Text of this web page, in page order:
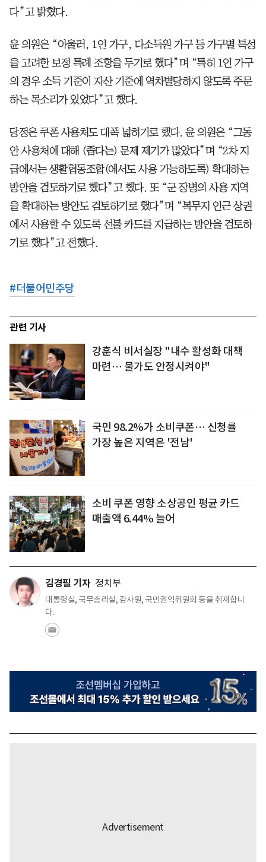
다”고 밝혔다.
윤 의원은 “아울러, 1인 가구, 다소득원 가구 등 가구별 특성
을 고려한 보정 특례 조항을 두기로 했다”며 “특히 1인 가구
의 경우 소득 기준이 자산 기준에 역차별당하지 않도록 주문
하는 목소리가 있었다”고 했다.
당정은 쿠폰 사용처도 대폭 넓히기로 했다. 윤 의원은 “그동
안 사용처에 대해 (좁다는) 문제 제기가 많았다”며 “2차 지
급에서는 생활협동조합(에서도 사용 가능하도록) 확대하는
방안을 검토하기로 했다”고 했다. 또 “군 장병의 사용 지역
을 확대하는 방안도 검토하기로 했다”며 “복무지 인근 상권
에서 사용할 수 있도록 선불 카드를 지급하는 방안을 검토하
기로 했다”고 전했다.
#더불어민주당
관련 기사
강훈식 비서실장 "내수 활성화 대책
마련… 물가도 안정시켜야"
국민 98.2%가 소비쿠폰… 신청률
가장 높은 지역은 '전남'
소비 쿠폰 영향 소상공인 평균 카드
매출액 6.44% 늘어
김경필 기자 정치부
대통령실, 국무총리실, 감사원, 국민권익위원회 등을 취재합니
다.